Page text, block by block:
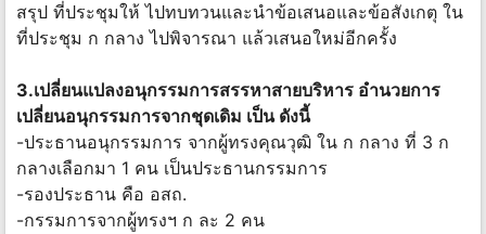
สรุป ที่ประชุมให้ ไปทบทวนและนำข้อเสนอและข้อสังเกตุ ใน
ที่ประชุม ก กลาง ไปพิจารณา แล้วเสนอใหม่อีกครั้ง
3.เปลี่ยนแปลงอนุกรรมการสรรหาสายบริหาร อำนวยการ
เปลี่ยนอนุกรรมการจากชุดเดิม เป็น ดังนี้
-ประธานอนุกรรมการ จากผู้ทรงคุณวุฒิ ใน ก กลาง ที่ 3 ก
กลางเลือกมา 1 คน เป็นประธานกรรมการ
-รองประธาน คือ อสถ.
-กรรมการจากผู้ทรงฯ ก ละ 2 คน